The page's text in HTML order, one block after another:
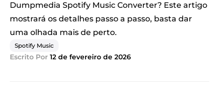
Dumpmedia Spotify Music Converter? Este artigo
mostrará os detalhes passo a passo, basta dar
uma olhada mais de perto.
Spotify Music
Escrito Por 12 de fevereiro de 2026